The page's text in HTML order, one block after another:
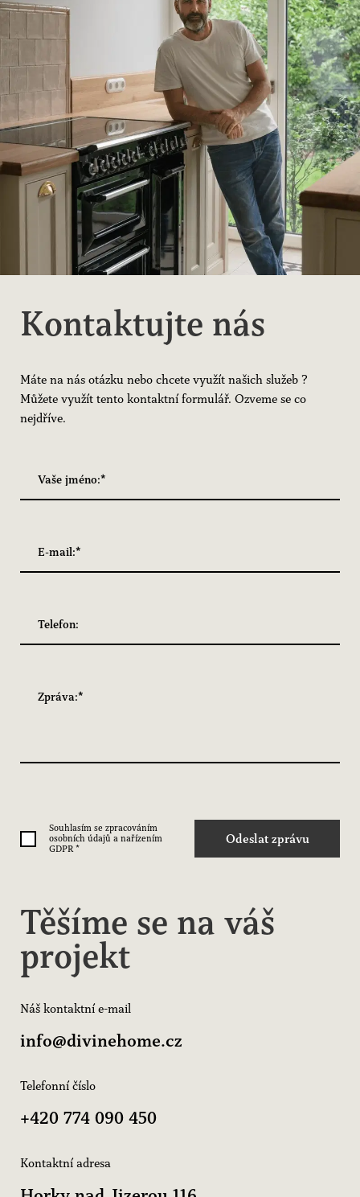
Kontaktujte nás
Máte na nás otázku nebo chcete využít našich služeb ?
Můžete využít tento kontaktní formulář. Ozveme se co
nejdříve.
Souhlasím se zpracováním
osobních údajů a nařízením
GDPR*
Odeslat zprávu
Těšíme se na váš
projekt
Náš kontaktní e-mail
info@divinehome.cz
Telefonní číslo
+420 774 090 450
Kontaktní adresa